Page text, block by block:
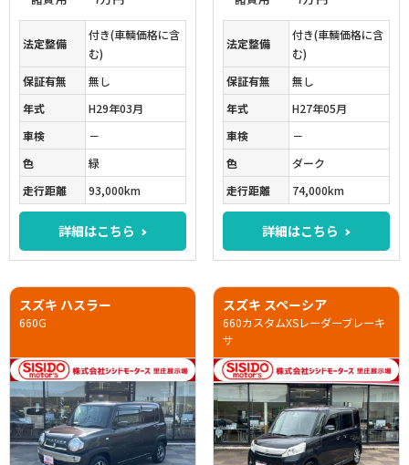
法定整備
付き(車輌価格に含
む)
保証有無
無し
年式
H29年03月
車検
－
色
緑
走行距離
93,000km
詳細はこちら
法定整備
付き(車輌価格に含
む)
保証有無
無し
年式
H27年05月
車検
－
色
ダーク
走行距離
74,000km
詳細はこちら
スズキ ハスラー
660G
スズキ スペーシア
660カスタムXSレーダーブレーキ
サ